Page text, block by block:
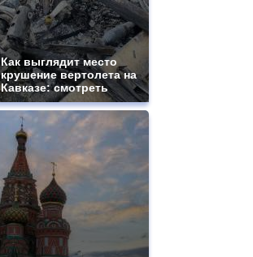
Как выглядит место
крушение вертолета на
Кавказе: смотреть